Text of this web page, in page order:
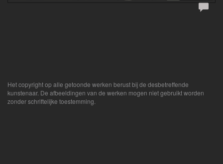
Het copyright op alle getoonde werken berust bij de desbetreffende
kunstenaar. De afbeeldingen van de werken mogen niet gebruikt worden
zonder schriftelijke toestemming.